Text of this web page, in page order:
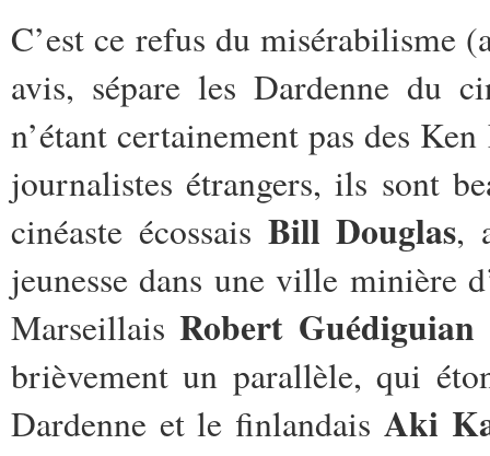
C’est ce refus du misérabilisme
avis, sépare les Dardenne du
n’étant certainement pas des
journalistes étrangers, ils sont
cinéaste écossais Bill Douglas,
jeunesse dans une ville minière
MarseillaisRobert Guédiguian
brièvement un parallèle, qui
Dardenne et le finlandais Aki